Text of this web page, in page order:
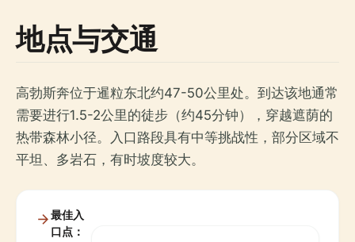
地点与交通
高勃斯奔位于暹粒东北约47-50公里处。到达该地通常
需要进行1.5-2公里的徒步（约45分钟），穿越遮荫的
热带森林小径。入口路段具有中等挑战性，部分区域不
平坦、多岩石，有时坡度较大。
最佳入
口点：